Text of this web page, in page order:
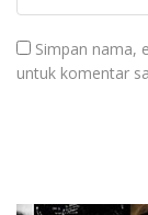
Simpan nama,
untuk komentar